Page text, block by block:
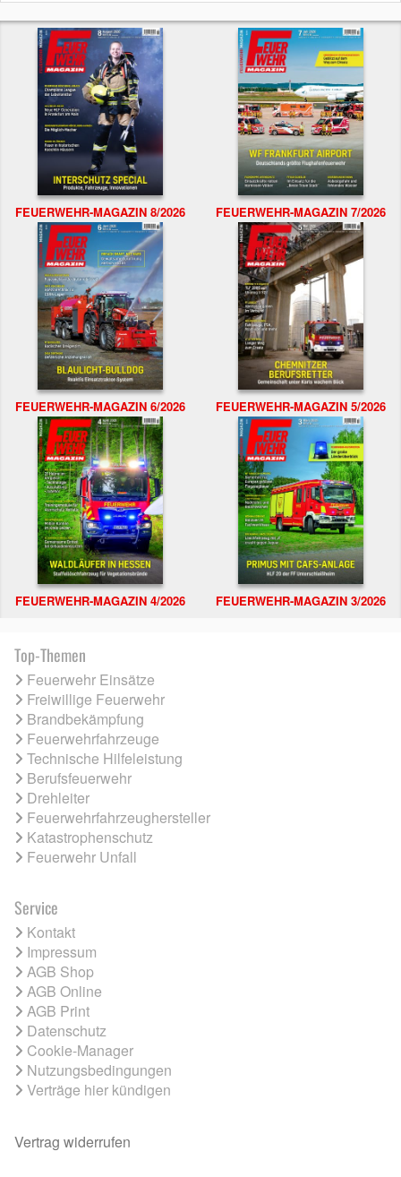
FEUERWEHR-MAGAZIN 8/2026 FEUERWEHR-MAGAZIN 7/2026
FEUERWEHR-MAGAZIN 6/2026 FEUERWEHR-MAGAZIN 5/2026
FEUERWEHR-MAGAZIN 4/2026 FEUERWEHR-MAGAZIN 3/2026
Top-Themen
Feuerwehr Einsätze
Freiwillige Feuerwehr
Brandbekämpfung
Feuerwehrfahrzeuge
Technische Hilfeleistung
Berufsfeuerwehr
Drehleiter
Feuerwehrfahrzeughersteller
Katastrophenschutz
Feuerwehr Unfall
Service
Kontakt
Impressum
AGB Shop
AGB Online
AGB Print
Datenschutz
Cookie-Manager
Nutzungsbedingungen
Verträge hier kündigen
Vertrag widerrufen